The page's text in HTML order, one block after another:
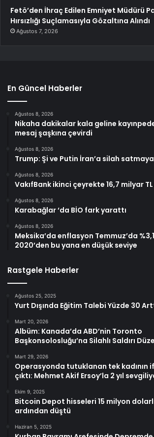
Fetö’den İhraç Edilen Emniyet Müdürü
Hırsızlığı Suçlamasıyla Gözaltına Alındı
Ağustos 7, 2026
En Güncel Haberler
Ağustos 8, 2026
Nikaha dakikalar kala geline
mesaj şaşkına çevirdi
Ağustos 8, 2026
Trump: Şi ve Putin İran’a silah
Ağustos 8, 2026
VakıfBank ikinci çeyrekte 16,7 milyar
Ağustos 8, 2026
Karabağlar ‘da BİO fark yarattı
Ağustos 8, 2026
Meksika’da enflasyon Temmuz’da
2020’den bu yana en düşük seviye
Rastgele Haberler
Ağustos 25, 2025
Yurt Dışında Eğitim Talebi Yüzde 30
Mart 20, 2026
Albüm: Kanada’da ABD’nin Toronto
Başkonsolosluğu’na Silahlı Saldırı
Mart 29, 2026
Operasyonda tutuklanan tek kadının
çıktı: Mehmet Akif Ersoy’la 2 yıl
Ekim 9, 2025
Bitcoin Depot hisseleri 15 milyon
ardından düştü
Haziran 5, 2025